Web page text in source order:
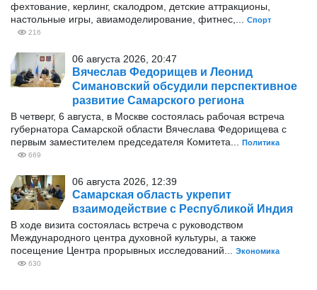
фехтование, керлинг, скалодром, детские аттракционы,
настольные игры, авиамоделирование, фитнес,...
Спорт
216
06 августа 2026, 20:47
Вячеслав Федорищев и Леонид
Симановский обсудили перспективное
развитие Самарского региона
В четверг, 6 августа, в Москве состоялась рабочая встреча
губернатора Самарской области Вячеслава Федорищева с
первым заместителем председателя Комитета...
Политика
669
06 августа 2026, 12:39
Самарская область укрепит
взаимодействие с Республикой Индия
В ходе визита состоялась встреча с руководством
Международного центра духовной культуры, а также
посещение Центра прорывных исследований...
Экономика
630